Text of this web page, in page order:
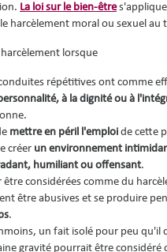
La loi sur le bien-être
harcèlement moral ou sexuel au
lorsque
répétitives ont comme
à la dignité ou à
mettre en péril l'emploi de cette
créer un environnement
humiliant ou offensant.
être considérées comme du
être abusives et se produire
.
un fait isolé pour peu qu'il
gravité pourrait être considéré